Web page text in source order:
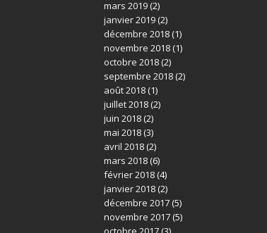
mars 2019(2)
janvier 2019(2)
décembre 2018(1)
novembre 2018(1)
octobre 2018(2)
septembre 2018(2)
août 2018(1)
juillet 2018(2)
juin 2018(2)
mai 2018(3)
avril 2018(2)
mars 2018(6)
février 2018(4)
janvier 2018(2)
décembre 2017(5)
novembre 2017(5)